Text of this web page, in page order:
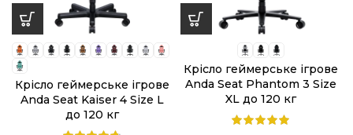
Крісло геймерське ігрове
Anda Seat Kaiser 4 Size L
до 120 кг
Крісло геймерське ігрове
Anda Seat Phantom 3 Size
XL до 120 кг